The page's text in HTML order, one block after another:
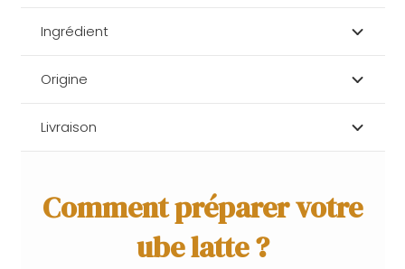
Ingrédient
Origine
Livraison
Comment préparer votre
ube latte ?